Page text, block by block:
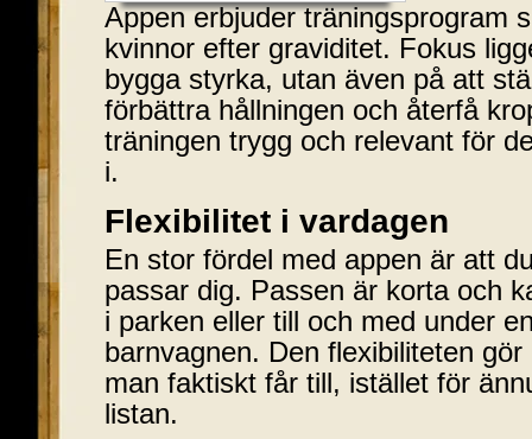
Appen erbjuder träningsprogram
kvinnor efter graviditet. Fokus
bygga styrka, utan även på att
förbättra hållningen och återfå
träningen trygg och relevant för
i.
Flexibilitet i vardagen
En stor fördel med appen är att
passar dig. Passen är korta och
i parken eller till och med under
barnvagnen. Den flexibiliteten
man faktiskt får till, istället för
listan.